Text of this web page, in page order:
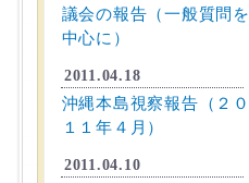
議会の報告（一般質問を
中心に）
2011.04.18
沖縄本島視察報告（２０
１１年４月）
2011.04.10